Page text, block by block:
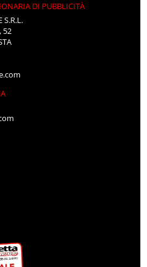
DI PUBBLICITÀ
S.R.L.
52